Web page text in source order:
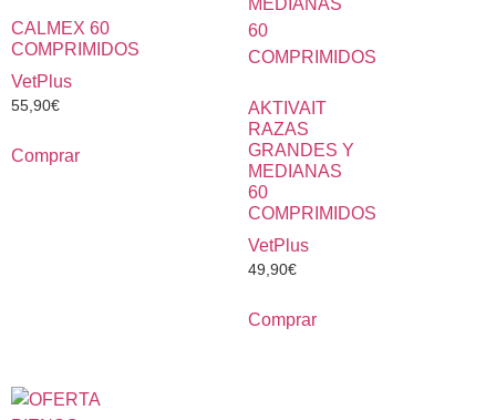
CALMEX 60
COMPRIMIDOS
VetPlus
55,90€
Comprar
AKTIVAIT
RAZAS
GRANDES Y
MEDIANAS
60
COMPRIMIDOS
VetPlus
49,90€
Comprar